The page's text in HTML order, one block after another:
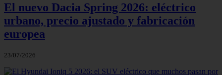
El nuevo Dacia Spring 2026: eléctrico
urbano, precio ajustado y fabricación
europea
23/07/2026